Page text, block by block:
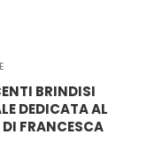
BRINDISI
DEDICATA AL
FRANCESCA